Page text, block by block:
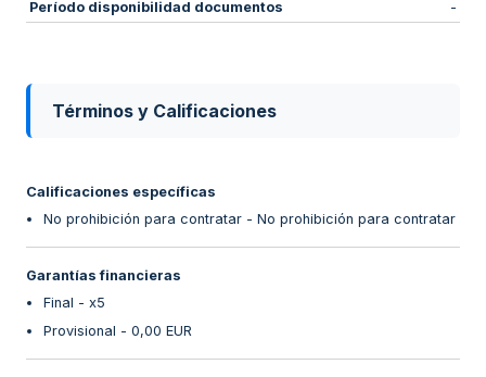
Período disponibilidad documentos -
Términos y Calificaciones
Calificaciones específicas
No prohibición para contratar - No prohibición para contratar
Garantías financieras
Final - x5
Provisional - 0,00 EUR